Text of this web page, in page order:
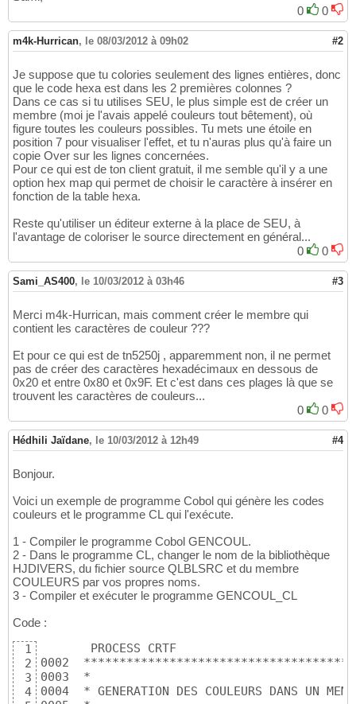
0
0
m4k-Hurrican, le 08/03/2012 à 09h02 #2
Je suppose que tu colories seulement des lignes entières, donc
que le code hexa est dans les 2 premières colonnes ?
Dans ce cas si tu utilises SEU, le plus simple est de créer un
membre (moi je l'avais appelé couleurs tout bêtement), où
figure toutes les couleurs possibles. Tu mets une étoile en
position 7 pour visualiser l'effet, et tu n'auras plus qu'à faire un
copie Over sur les lignes concernées.
Pour ce qui est de ton client gratuit, il me semble qu'il y a une
option hex map qui permet de choisir le caractère à insérer en
fonction de la table hexa.
Reste qu'utiliser un éditeur externe à la place de SEU, à
l'avantage de coloriser le source directement en général...
0
0
Sami_AS400, le 10/03/2012 à 03h46 #3
Merci m4k-Hurrican, mais comment créer le membre qui
contient les caractères de couleur ???
Et pour ce qui est de tn5250j , apparemment non, il ne permet
pas de créer des caractères hexadécimaux en dessous de
0x20 et entre 0x80 et 0x9F. Et c'est dans ces plages là que se
trouvent les caractères de couleurs...
0
0
Hédhili Jaïdane, le 10/03/2012 à 12h49 #4
Bonjour.
Voici un exemple de programme Cobol qui génère les codes
couleurs et le programme CL qui l'exécute.
1 - Compiler le programme Cobol GENCOUL.
2 - Dans le programme CL, changer le nom de la bibliothèque
HJDIVERS, du fichier source QLBLSRC et du membre
COULEURS par vos propres noms.
3 - Compiler et exécuter le programme GENCOUL_CL
Code :
1
2
3
4
       PROCESS CRTF
0002
0003  *
0004  * GENERATION DES COULEURS DANS UN